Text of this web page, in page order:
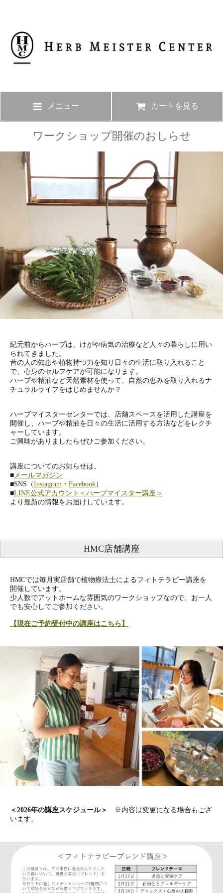
メニュー カートを見る
ワークショップ開催のおしらせ
紀元前からハーブは、けがや病気の治療など人々の暮らしに用い
られてきました。
昔の人の知恵や植物持つ力を知り日々の生活に取り入れること
で、心身のセルフケアが可能になります。
ハーブや精油など天然素材を使って、自然の恵みを取り入れるナ
チュラルライフをはじめませんか？
ハーブマイスターセンターでは、店舗スペースを活用した講座を
開催し、ハーブや精油を日々の生活に活用する方法などをレクチ
ャーしています。
ご興味がありましたらぜひご参加ください。
講座についてのお知らせは、
■メールマガジン
■SNS（Instagram ・ Facebook）
■LINE公式アカウント＜ハーブマイスター講座＞
より最新の情報をお届けしています。
HMC店舗講座
HMCでは毎月実店舗で植物療法士によるフィトテラピー講座を
開催しています。
少人数でアットホームな雰囲気のワークショップなので、お一人
でも安心してご参加ください。
【現在ご予約受付中の講座はこちら】
＜2026年の講座スケジュール＞
※内容は変更になる場合もござ
います。